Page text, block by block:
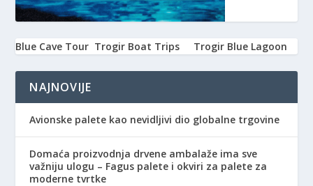
Blue Cave Tour Trogir Boat Trips Trogir Blue Lagoon
NAJNOVIJE
Avionske palete kao nevidljivi dio globalne trgovine
Domaća proizvodnja drvene ambalaže ima sve
važniju ulogu – Fagus palete i okviri za palete za
moderne tvrtke